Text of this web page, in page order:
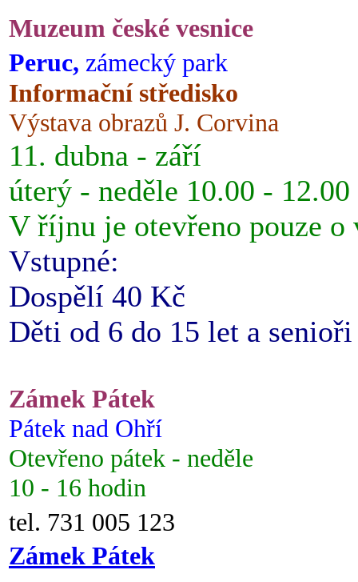
Muzeum české vesnice
Peruc, zámecký park
Informační středisko
Výstava obrazů J. Corvina
11. dubna - září
úterý - neděle 10.00 -
V říjnu je otevřeno pouze o
Vstupné:
Dospělí 40 Kč
Děti od 6 do 15 let a
Zámek Pátek
Pátek nad Ohří
Otevřeno pátek - neděle
10 - 16 hodin
tel. 731 005 123
Zámek Pátek